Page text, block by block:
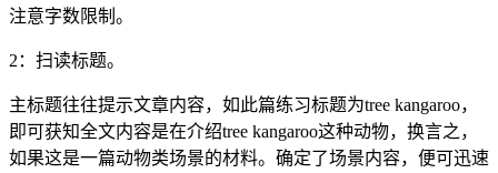
注意字数限制。
2：扫读标题。
主标题往往提示文章内容，如此篇练习标题为tree kangaroo，
即可获知全文内容是在介绍tree kangaroo这种动物，换言之，
如果这是一篇动物类场景的材料。确定了场景内容，便可迅速